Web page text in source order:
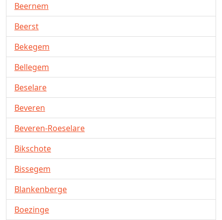
Beernem
Beerst
Bekegem
Bellegem
Beselare
Beveren
Beveren-Roeselare
Bikschote
Bissegem
Blankenberge
Boezinge